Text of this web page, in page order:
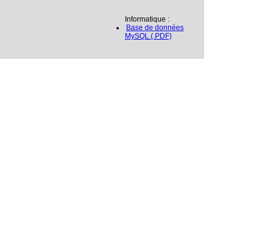
Informatique :
Base de données
MySQL (.PDF)